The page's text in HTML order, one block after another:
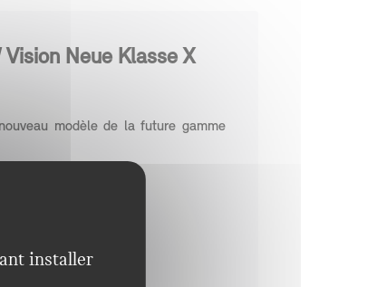
Neue Klasse X
modèle de la future gamme
installer